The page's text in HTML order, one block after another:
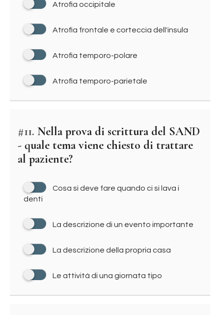
Atrofia occipitale
Atrofia frontale e corteccia dell'insula
Atrofia temporo-polare
Atrofia temporo-parietale
#11. Nella prova di scrittura del SAND
- quale tema viene chiesto di trattare
al paziente?
Cosa si deve fare quando ci si lava i
denti
La descrizione di un evento importante
La descrizione della propria casa
Le attività di una giornata tipo